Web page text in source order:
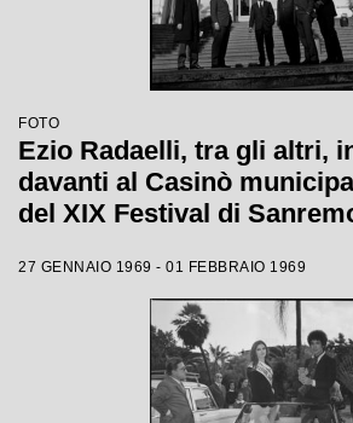
FOTO
Ezio Radaelli, tra gli altri,
davanti al Casinò
del XIX Festival di
27 GENNAIO 1969 - 01 FEBBRAIO 1969